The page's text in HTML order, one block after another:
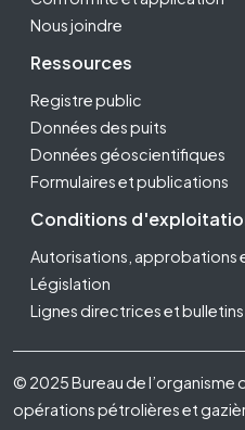
Nous joindre
Ressources
Registre public
Données des puits
Données géoscientifiques
Formulaires et publications
Conditions
Autorisations, approbations
Législation
Lignes directrices et
Footer Fifth
© 2025 Bureau de
opérations pétrolières et